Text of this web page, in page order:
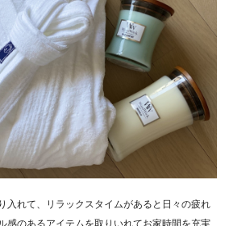
入れて、リラックスタイムがあると日々の疲れ
感のあるアイテムを取りいれてお家時間を充実